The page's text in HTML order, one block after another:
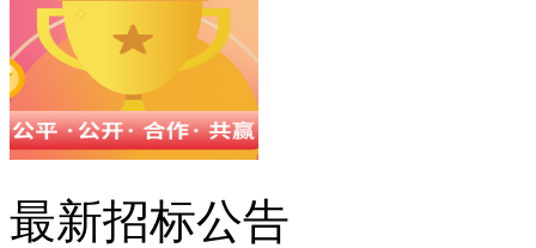
最新招标公告